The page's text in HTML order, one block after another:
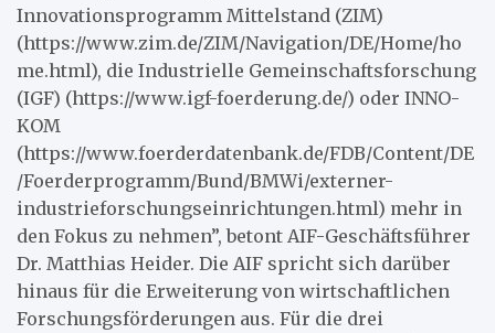
Innovationsprogramm Mittelstand (ZIM)
(https://www.zim.de/ZIM/Navigation/DE/Home/ho
me.html), die Industrielle Gemeinschaftsforschung
(IGF) (https://www.igf-foerderung.de/) oder INNO-
KOM
(https://www.foerderdatenbank.de/FDB/Content/DE
/Foerderprogramm/Bund/BMWi/externer-
industrieforschungseinrichtungen.html) mehr in
den Fokus zu nehmen”, betont AIF-Geschäftsführer
Dr. Matthias Heider. Die AIF spricht sich darüber
hinaus für die Erweiterung von wirtschaftlichen
Forschungsförderungen aus. Für die drei